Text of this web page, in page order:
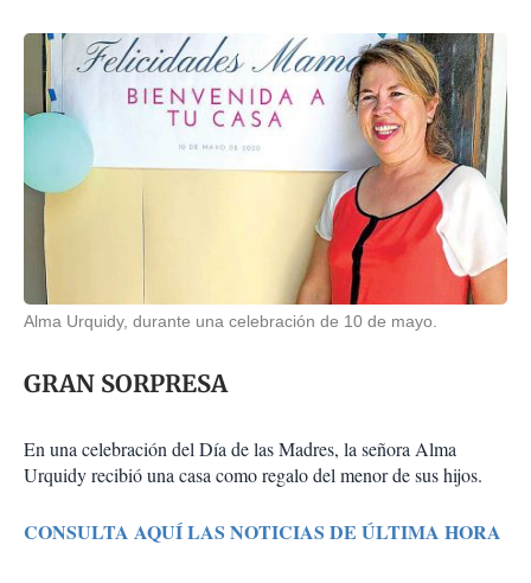
Alma Urquidy, durante una celebración de 10 de mayo.
GRAN SORPRESA
En una celebración del Día de las Madres, la señora Alma
Urquidy recibió una casa como regalo del menor de sus hijos.
CONSULTA AQUÍ LAS NOTICIAS DE ÚLTIMA HORA